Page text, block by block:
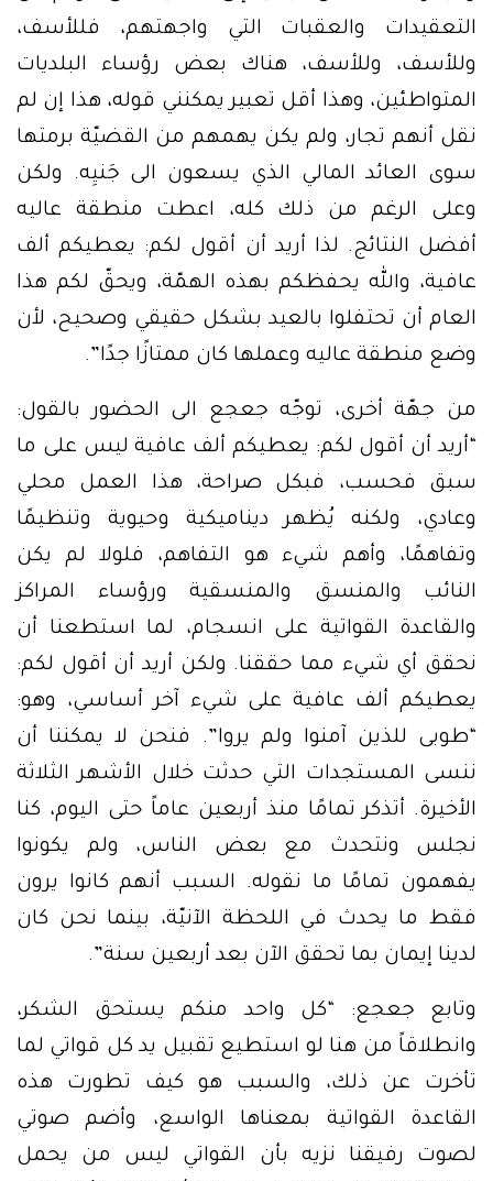
التعقيدات والعقبات التي واجهتهم، فللأسف،
وللأسف، وللأسف، هناك بعض رؤساء البلديات
المتواطئين، وهذا أقل تعبير يمكنني قوله، هذا إن لم
نقل أنهم تجار، ولم يكن يهمهم من القضيّة برمتها
سوى العائد المالي الذي يسعون الى جَنيِه. ولكن
وعلى الرغم من ذلك كله، اعطت منطقة عاليه
أفضل النتائج. لذا أريد أن أقول لكم: يعطيكم ألف
عافية، والله يحفظكم بهذه الهمّة، ويحقّ لكم هذا
العام أن تحتفلوا بالعيد بشكل حقيقي وصحيح، لأن
وضع منطقة عاليه وعملها كان ممتازًا جدًا”.
من جهّة أخرى، توجّه جعجع الى الحضور بالقول:
“أريد أن أقول لكم: يعطيكم ألف عافية ليس على ما
سبق فحسب، فبكل صراحة، هذا العمل محلي
وعادي، ولكنه يُظهر ديناميكية وحيوية وتنظيمًا
وتفاهمًا، وأهم شيء هو التفاهم، فلولا لم يكن
النائب والمنسق والمنسقية ورؤساء المراكز
والقاعدة القواتية على انسجام، لما استطعنا أن
نحقق أي شيء مما حققنا. ولكن أريد أن أقول لكم:
يعطيكم ألف عافية على شيء آخر أساسي، وهو:
“طوبى للذين آمنوا ولم يروا”. فنحن لا يمكننا أن
ننسى المستجدات التي حدثت خلال الأشهر الثلاثة
الأخيرة. أتذكر تمامًا منذ أربعين عاماً حتى اليوم، كنا
نجلس ونتحدث مع بعض الناس، ولم يكونوا
يفهمون تمامًا ما نقوله. السبب أنهم كانوا يرون
فقط ما يحدث في اللحظة الآنيّة، بينما نحن كان
لدينا إيمان بما تحقق الآن بعد أربعين سنة”.
وتابع جعجع: “كل واحد منكم يستحق الشكر،
وانطلاقاً من هنا لو استطيع تقبيل يد كل قواتي لما
تأخرت عن ذلك، والسبب هو كيف تطورت هذه
القاعدة القواتية بمعناها الواسع، وأضم صوتي
لصوت رفيقنا نزيه بأن القواتي ليس من يحمل